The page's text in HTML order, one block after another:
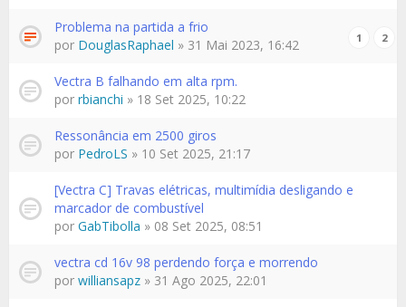
Problema na partida a frio
1 2
por DouglasRaphael » 31 Mai 2023, 16:42
Vectra B falhando em alta rpm.
por rbianchi » 18 Set 2025, 10:22
Ressonância em 2500 giros
por PedroLS » 10 Set 2025, 21:17
[Vectra C] Travas elétricas, multimídia desligando e
marcador de combustível
por GabTibolla » 08 Set 2025, 08:51
vectra cd 16v 98 perdendo força e morrendo
por williansapz » 31 Ago 2025, 22:01